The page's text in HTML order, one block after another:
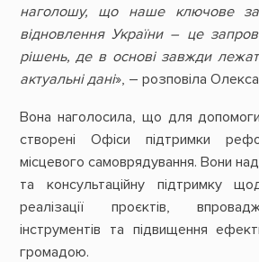
наголошу, що наше ключове
відновлення України – це
рішень, де в основі завжди
актуальні дані», – розповіла
Вона наголосила, що для
створені Офіси підтримки
місцевого самоврядування. Вони
та консультаційну підтримку
реалізації проєктів,
інструментів та підвищення
громадою.